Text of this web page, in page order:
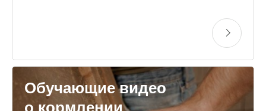
Обучающие видео
о кормлении